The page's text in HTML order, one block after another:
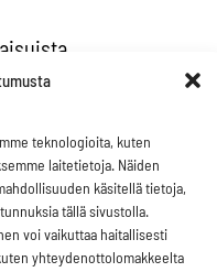
teknologioita, kuten
laitetietoja. Näiden
käsitellä tietoja,
tällä sivustolla.
voi vaikuttaa haitallisesti
yhteydenottolomakkeelta
joita